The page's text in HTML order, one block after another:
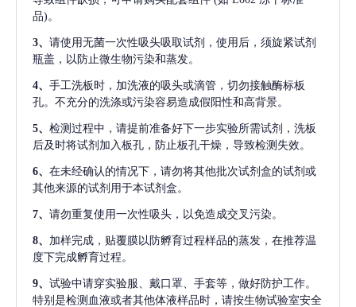
品)。
3、 请使用无菌一次性吸头吸取试剂，使用后，须旋紧试剂
瓶盖，以防止微生物污染和蒸发。
4、 手工洗板时，加洗液的吸头或滴管，切勿接触酶标板
孔。不充分的洗涤或污染容易造成假阳性和高背景。
5、 检测过程中，请提前准备好下一步实验所需试剂，洗板
后及时将试剂加入板孔，防止板孔干燥，导致检测失效。
6、 在未经确认的情况下，请勿将其他批次试剂盒的试剂或
其他来源的试剂用于本试剂盒。
7、 请勿重复使用一次性吸头，以免造成交叉污染。
8、 加样完成，贴覆膜以防孵育过程样品的蒸发，在推荐温
度下完成孵育过程。
9、 试验中请穿实验服、戴口罩、手套等，做好防护工作。
特别是检测血液或者其他体液样品时，请按生物试验室安全